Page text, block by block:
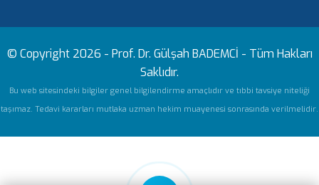
© Copyright 2026 - Prof. Dr. Gülşah BADEMCİ - Tüm Hakları
Saklıdır.
Bu web sitesindeki bilgiler genel bilgilendirme amaçlıdır ve tıbbi tavsiye niteliği
taşımaz. Tedavi kararları mutlaka uzman hekim muayenesi sonrasında verilmelidir.